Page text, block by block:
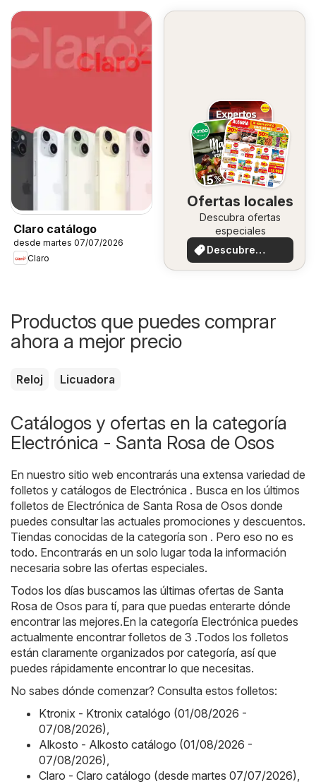
Claro catálogo
desde martes 07/07/2026
Claro
Ofertas locales
Descubra ofertas
especiales
Descubre
ofertas
Productos que puedes comprar
ahora a mejor precio
Reloj Licuadora
Catálogos y ofertas en la categoría
Electrónica - Santa Rosa de Osos
En nuestro sitio web encontrarás una extensa variedad de
folletos y catálogos de Electrónica . Busca en los últimos
folletos de Electrónica de Santa Rosa de Osos donde
puedes consultar las actuales promociones y descuentos.
Tiendas conocidas de la categoría son . Pero eso no es
todo. Encontrarás en un solo lugar toda la información
necesaria sobre las ofertas especiales.
Todos los días buscamos las últimas ofertas de Santa
Rosa de Osos para tí, para que puedas enterarte dónde
encontrar las mejores.En la categoría Electrónica puedes
actualmente encontrar folletos de 3 .Todos los folletos
están claramente organizados por categoría, así que
puedes rápidamente encontrar lo que necesitas.
No sabes dónde comenzar? Consulta estos folletos:
Ktronix - Ktronix catalógo (01/08/2026 -
07/08/2026),
Alkosto - Alkosto catálogo (01/08/2026 -
07/08/2026),
Claro - Claro catálogo (desde martes 07/07/2026),